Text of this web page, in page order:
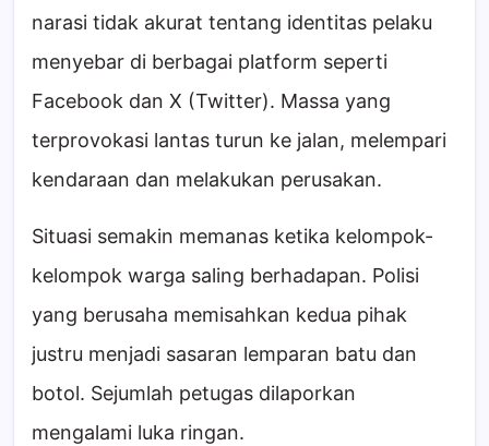
narasi tidak akurat tentang identitas pelaku
menyebar di berbagai platform seperti
Facebook dan X (Twitter). Massa yang
terprovokasi lantas turun ke jalan, melempari
kendaraan dan melakukan perusakan.
Situasi semakin memanas ketika kelompok-
kelompok warga saling berhadapan. Polisi
yang berusaha memisahkan kedua pihak
justru menjadi sasaran lemparan batu dan
botol. Sejumlah petugas dilaporkan
mengalami luka ringan.